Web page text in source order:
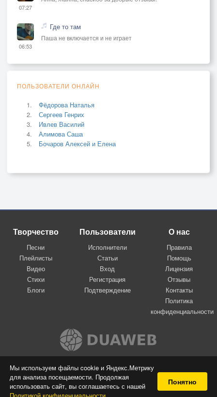
Мы используем файлы cookie и Яндекс.Метрику
для анализа посещаемости. Продолжая
использовать сайт, вы соглашаетесь с нашей
Понятно
07:27
06:53
Где то там
Паша не включается и не играет
ПОЛЬЗОВАТЕЛИ ОНЛАЙН
Фёдорова Наталья
Сергеев Генрих
Ивлев Василий
Алимова Саша
Бочаров Алексей и Елена
Творчество
Песни
Плейлисты
Видео
Стихи
Блоги
Пользователи
Исполнители
Статьи
Вход
Регистрация
Подтверждение
О нас
Правила
Помощь
Лицензия
Отзывы
Контакты
Политика
конфиденциальности
Вконтакте
© 2009-2026 Я-пою
Музыкальный сайт самовыражения